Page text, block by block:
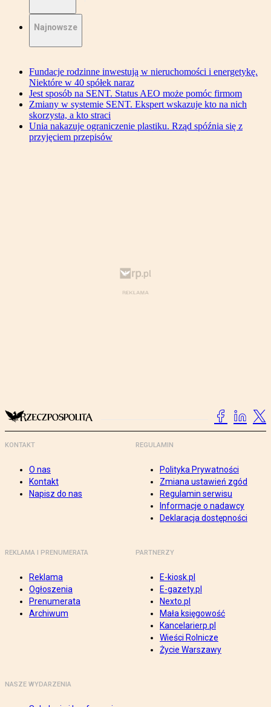
Najnowsze
Fundacje rodzinne inwestują w nieruchomości i energetykę.
Niektóre w 40 spółek naraz
Jest sposób na SENT. Status AEO może pomóc firmom
Zmiany w systemie SENT. Ekspert wskazuje kto na nich
skorzysta, a kto straci
Unia nakazuje ograniczenie plastiku. Rząd spóźnia się z
przyjęciem przepisów
KONTAKT
O nas
Kontakt
Napisz do nas
REGULAMIN
Polityka Prywatności
Zmiana ustawień zgód
Regulamin serwisu
Informacje o nadawcy
Deklaracja dostępności
REKLAMA I PRENUMERATA
Reklama
Ogłoszenia
Prenumerata
Archiwum
PARTNERZY
E-kiosk.pl
E-gazety.pl
Nexto.pl
Mała księgowość
Kancelarierp.pl
Wieści Rolnicze
Życie Warszawy
NASZE WYDARZENIA